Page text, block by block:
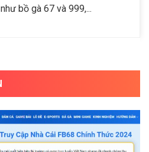
bồ gà 67 và 999,...